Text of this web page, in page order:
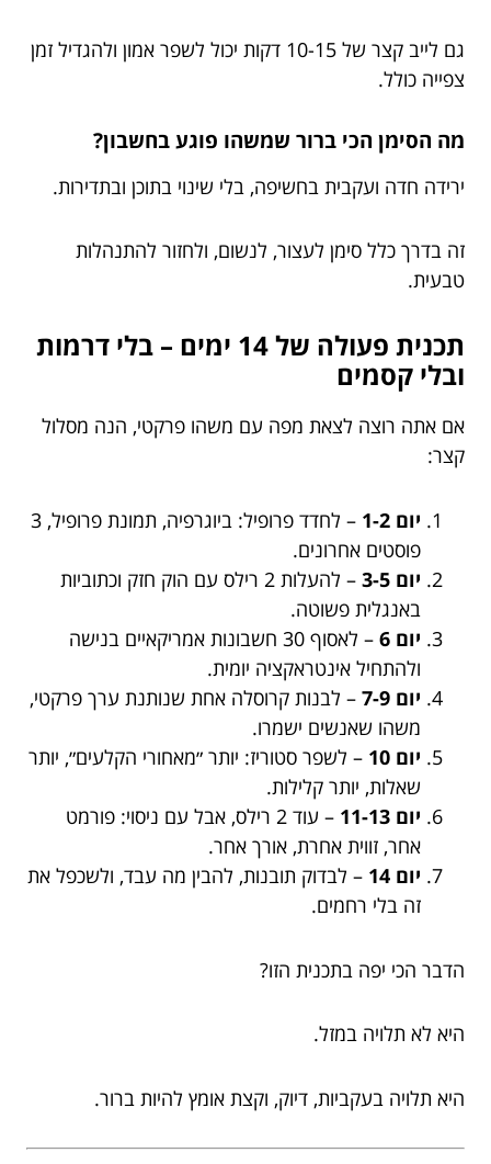
גם לייב קצר של 10-15 דקות יכול לשפר אמון ולהגדיל זמן
צפייה כולל.
מה הסימן הכי ברור שמשהו פוגע בחשבון?
ירידה חדה ועקבית בחשיפה, בלי שינוי בתוכן ובתדירות.
זה בדרך כלל סימן לעצור, לנשום, ולחזור להתנהלות
טבעית.
תכנית פעולה של 14 ימים – בלי דרמות
ובלי קסמים
אם אתה רוצה לצאת מפה עם משהו פרקטי, הנה מסלול
קצר:
יום 1-2
– לחדד פרופיל: ביוגרפיה, תמונת פרופיל, 3
פוסטים אחרונים.
יום 3-5
– להעלות 2 רילס עם הוק חזק וכתוביות
באנגלית פשוטה.
יום 6
– לאסוף 30 חשבונות אמריקאיים בנישה
ולהתחיל אינטראקציה יומית.
יום 7-9
– לבנות קרוסלה אחת שנותנת ערך פרקטי,
משהו שאנשים ישמרו.
יום 10
– לשפר סטוריז: יותר ״מאחורי הקלעים״, יותר
שאלות, יותר קלילות.
יום 11-13
– עוד 2 רילס, אבל עם ניסוי: פורמט
אחר, זווית אחרת, אורך אחר.
יום 14
– לבדוק תובנות, להבין מה עבד, ולשכפל את
זה בלי רחמים.
הדבר הכי יפה בתכנית הזו?
היא לא תלויה במזל.
היא תלויה בעקביות, דיוק, וקצת אומץ להיות ברור.